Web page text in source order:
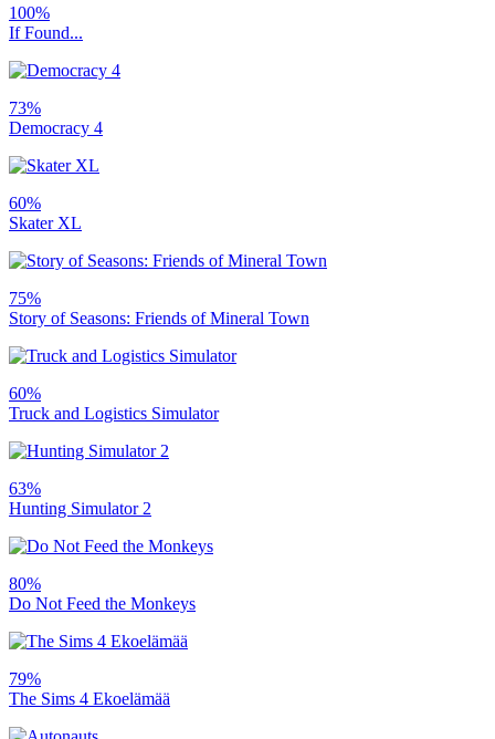
100%
If Found...
73%
Democracy 4
60%
Skater XL
75%
Story of Seasons: Friends of Mineral Town
60%
Truck and Logistics Simulator
63%
Hunting Simulator 2
80%
Do Not Feed the Monkeys
79%
The Sims 4 Ekoelämää